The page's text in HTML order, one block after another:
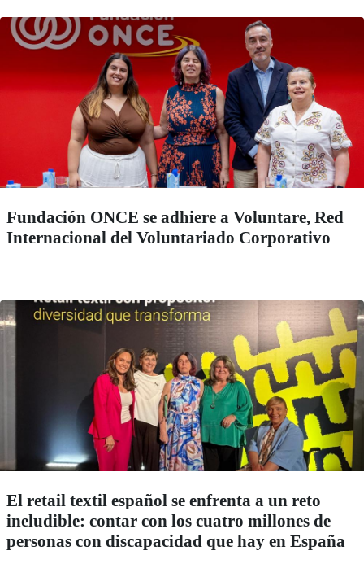
Fundación ONCE se adhiere a Voluntare, Red
Internacional del Voluntariado Corporativo
El retail textil español se enfrenta a un reto
ineludible: contar con los cuatro millones de
personas con discapacidad que hay en España